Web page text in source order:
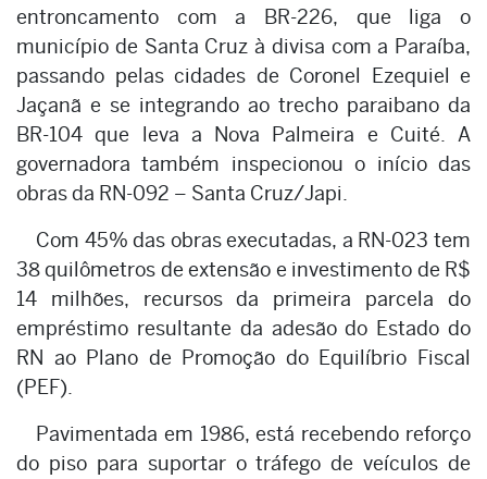
entroncamento com a BR-226, que liga o
município de Santa Cruz à divisa com a Paraíba,
passando pelas cidades de Coronel Ezequiel e
Jaçanã e se integrando ao trecho paraibano da
BR-104 que leva a Nova Palmeira e Cuité. A
governadora também inspecionou o início das
obras da RN-092 – Santa Cruz/Japi.
Com 45% das obras executadas, a RN-023 tem
38 quilômetros de extensão e investimento de R$
14 milhões, recursos da primeira parcela do
empréstimo resultante da adesão do Estado do
RN ao Plano de Promoção do Equilíbrio Fiscal
(PEF).
Pavimentada em 1986, está recebendo reforço
do piso para suportar o tráfego de veículos de